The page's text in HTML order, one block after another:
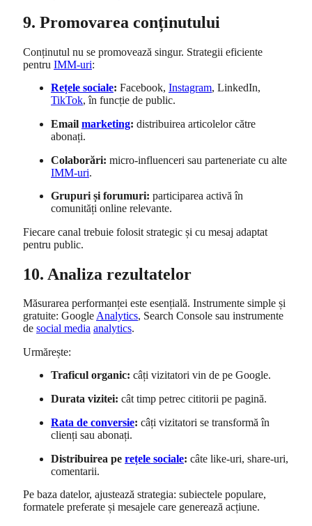
9. Promovarea conținutului
Conținutul nu se promovează singur. Strategii eficiente
pentru IMM-uri:
Rețele sociale: Facebook, Instagram, LinkedIn,
TikTok, în funcție de public.
Email marketing: distribuirea articolelor către
abonați.
Colaborări: micro-influenceri sau parteneriate cu alte
IMM-uri.
Grupuri și forumuri: participarea activă în
comunități online relevante.
Fiecare canal trebuie folosit strategic și cu mesaj adaptat
pentru public.
10. Analiza rezultatelor
Măsurarea performanței este esențială. Instrumente simple și
gratuite: Google Analytics, Search Console sau instrumente
de social media analytics.
Urmărește:
Traficul organic: câți vizitatori vin de pe Google.
Durata vizitei: cât timp petrec cititorii pe pagină.
Rata de conversie: câți vizitatori se transformă în
clienți sau abonați.
Distribuirea pe rețele sociale: câte like-uri, share-uri,
comentarii.
Pe baza datelor, ajustează strategia: subiectele populare,
formatele preferate și mesajele care generează acțiune.